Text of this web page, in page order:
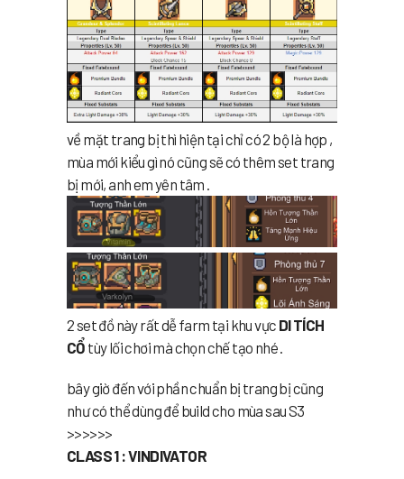
về mặt trang bị thì hiện tại chỉ có 2 bộ là hợp ,
mùa mới kiểu gì nó cũng sẽ có thêm set trang
bị mới, anh em yên tâm .
2 set đồ này rất dễ farm tại khu vực DI TÍCH
CỔ tùy lối chơi mà chọn chế tạo nhé .
bây giờ đến với phần chuẩn bị trang bị cũng
như có thể dùng để build cho mùa sau S3
>>>>>>
CLASS 1 : VINDIVATOR